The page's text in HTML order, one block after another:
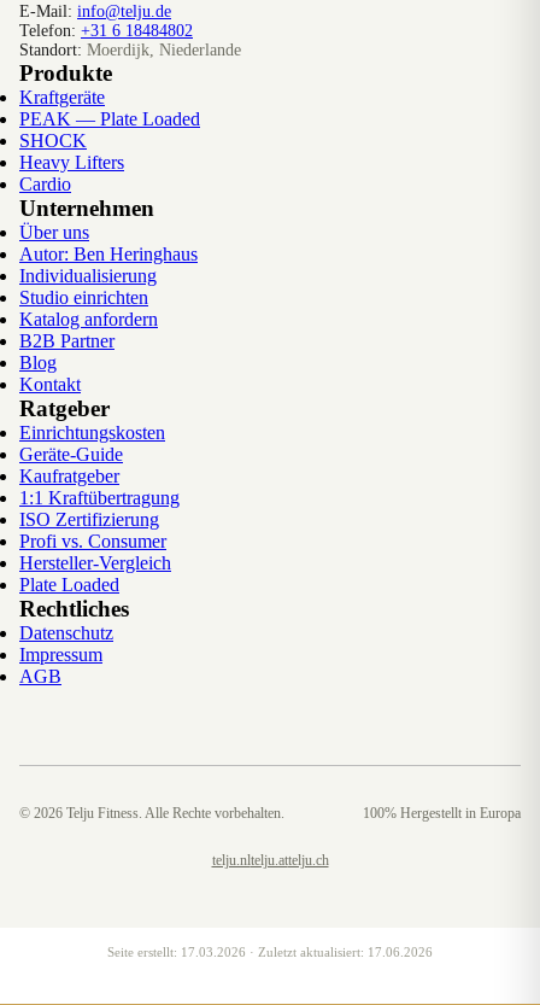
E-Mail: info@telju.de
Telefon: +31 6 18484802
Standort: Moerdijk, Niederlande
Produkte
Kraftgeräte
PEAK — Plate Loaded
SHOCK
Heavy Lifters
Cardio
Unternehmen
Über uns
Autor: Ben Heringhaus
Individualisierung
Studio einrichten
Katalog anfordern
B2B Partner
Blog
Kontakt
Ratgeber
Einrichtungskosten
Geräte-Guide
Kaufratgeber
1:1 Kraftübertragung
ISO Zertifizierung
Profi vs. Consumer
Hersteller-Vergleich
Plate Loaded
Rechtliches
Datenschutz
Impressum
AGB
© 2026 Telju Fitness. Alle Rechte vorbehalten. 100% Hergestellt in Europa
telju.nltelju.attelju.ch
Seite erstellt: 17.03.2026 · Zuletzt aktualisiert: 17.06.2026